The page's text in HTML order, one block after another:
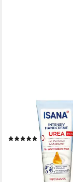
Handcreme UREA
(1)
(27,90 €/ 1 l)
lieferbar - in 2-3